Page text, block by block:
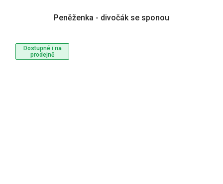
Dostupné i na
prodejně
Peněženka - divočák se sponou